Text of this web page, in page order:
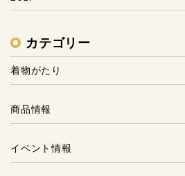
カテゴリー
着物がたり
商品情報
イベント情報